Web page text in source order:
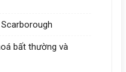
bất thường và